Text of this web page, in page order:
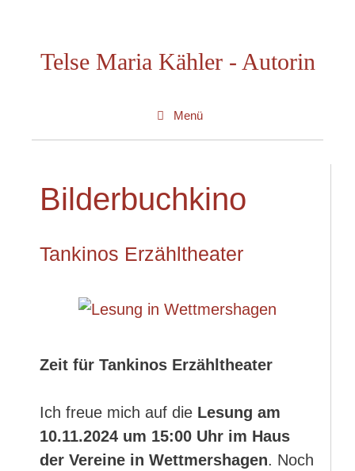
springenTelse Maria Kähler - Autorin
Menü
Bilderbuchkino
Tankinos Erzähltheater
Zeit für Tankinos Erzähltheater
Ich freue mich auf die Lesung am
10.11.2024 um 15:00 Uhr im Haus
der Vereine in Wettmershagen. Noch